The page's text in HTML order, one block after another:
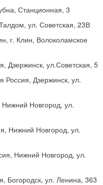
Станционная, 3
ул. Советская, 23В
г. Клин, Волоколамское
Дзержинск, ул.Советская, 5
Россия, Дзержинск, ул.
Нижний Новгород, ул.
Нижний Новгород, ул.
Нижний Новгород, ул.
Богородск, ул. Ленина, 363